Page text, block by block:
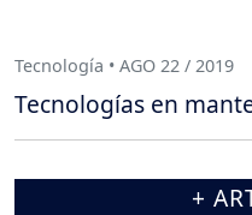
Tecnología • AGO 22 / 2019
Tecnologías en
+